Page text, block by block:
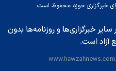
خبرگزاری حوزه محفوظ است.
خبرگزاری‌ها و روزنامه‌ها بدون
آزاد است.